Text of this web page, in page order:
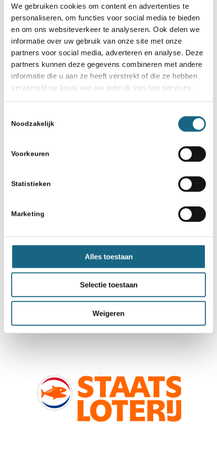
We gebruiken cookies om content en advertenties te
personaliseren, om functies voor social media te bieden
en om ons websiteverkeer te analyseren. Ook delen we
informatie over uw gebruik van onze site met onze
partners voor social media, adverteren en analyse. Deze
partners kunnen deze gegevens combineren met andere
informatie die u aan ze heeft verstrekt of die ze hebben
verzameld op basis van uw gebruik van hun services.
Noodzakelijk
Voorkeuren
Statistieken
Marketing
Alles toestaan
Selectie toestaan
Weigeren
Schaakbond.nl wordt mede mogelijk
gemaakt door: